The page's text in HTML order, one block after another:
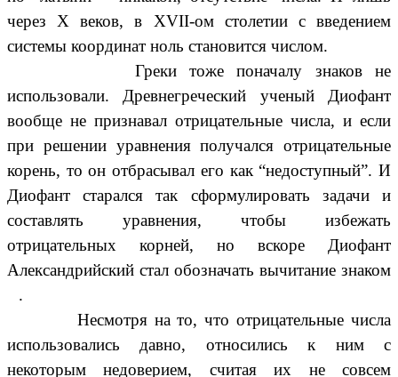
через X веков, в XVII-ом столетии с введением
системы координат ноль становится числом.
Греки тоже поначалу знаков не
использовали. Древнегреческий ученый Диофант
вообще не признавал отрицательные числа, и если
при решении уравнения получался отрицательные
корень, то он отбрасывал его как “недоступный”. И
Диофант старался так сформулировать задачи и
составлять уравнения, чтобы избежать
отрицательных корней, но вскоре Диофант
Александрийский стал обозначать вычитание знаком
.
Несмотря на то, что отрицательные числа
использовались давно, относились к ним с
некоторым недоверием, считая их не совсем